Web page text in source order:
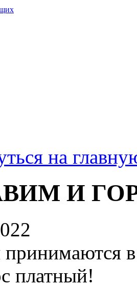
на
И
платный!